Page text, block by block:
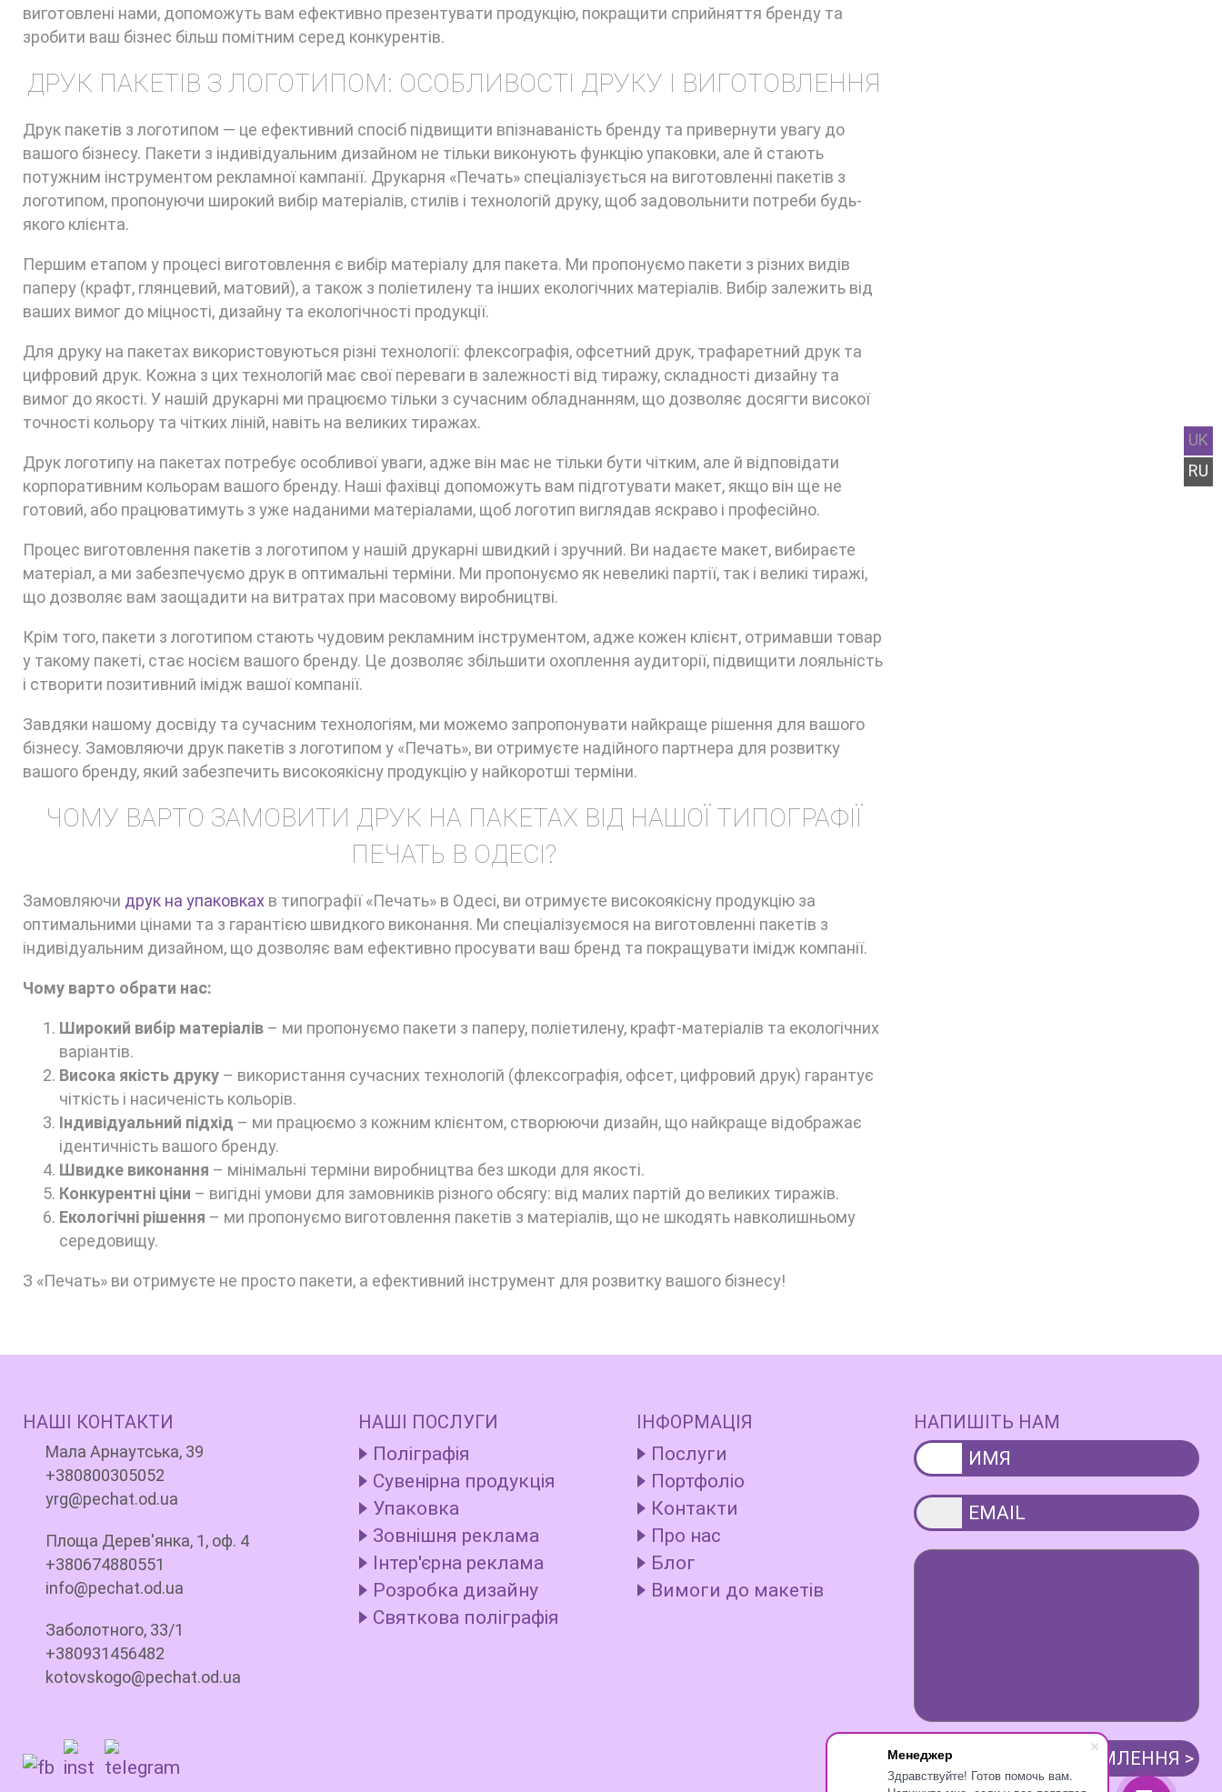
Менеджер
Здравствуйте! Готов помочь вам.
UK
RU
виготовлені нами, допоможуть вам ефективно презентувати продукцію, покращити сприйняття бренду та
зробити ваш бізнес більш помітним серед конкурентів.
ДРУК ПАКЕТІВ З ЛОГОТИПОМ: ОСОБЛИВОСТІ ДРУКУ І ВИГОТОВЛЕННЯ
Друк пакетів з логотипом — це ефективний спосіб підвищити впізнаваність бренду та привернути увагу до
вашого бізнесу. Пакети з індивідуальним дизайном не тільки виконують функцію упаковки, але й стають
потужним інструментом рекламної кампанії. Друкарня «Печать» спеціалізується на виготовленні пакетів з
логотипом, пропонуючи широкий вибір матеріалів, стилів і технологій друку, щоб задовольнити потреби будь-
якого клієнта.
Першим етапом у процесі виготовлення є вибір матеріалу для пакета. Ми пропонуємо пакети з різних видів
паперу (крафт, глянцевий, матовий), а також з поліетилену та інших екологічних матеріалів. Вибір залежить від
ваших вимог до міцності, дизайну та екологічності продукції.
Для друку на пакетах використовуються різні технології: флексографія, офсетний друк, трафаретний друк та
цифровий друк. Кожна з цих технологій має свої переваги в залежності від тиражу, складності дизайну та
вимог до якості. У нашій друкарні ми працюємо тільки з сучасним обладнанням, що дозволяє досягти високої
точності кольору та чітких ліній, навіть на великих тиражах.
Друк логотипу на пакетах потребує особливої уваги, адже він має не тільки бути чітким, але й відповідати
корпоративним кольорам вашого бренду. Наші фахівці допоможуть вам підготувати макет, якщо він ще не
готовий, або працюватимуть з уже наданими матеріалами, щоб логотип виглядав яскраво і професійно.
Процес виготовлення пакетів з логотипом у нашій друкарні швидкий і зручний. Ви надаєте макет, вибираєте
матеріал, а ми забезпечуємо друк в оптимальні терміни. Ми пропонуємо як невеликі партії, так і великі тиражі,
що дозволяє вам заощадити на витратах при масовому виробництві.
Крім того, пакети з логотипом стають чудовим рекламним інструментом, адже кожен клієнт, отримавши товар
у такому пакеті, стає носієм вашого бренду. Це дозволяє збільшити охоплення аудиторії, підвищити лояльність
і створити позитивний імідж вашої компанії.
Завдяки нашому досвіду та сучасним технологіям, ми можемо запропонувати найкраще рішення для вашого
бізнесу. Замовляючи друк пакетів з логотипом у «Печать», ви отримуєте надійного партнера для розвитку
вашого бренду, який забезпечить високоякісну продукцію у найкоротші терміни.
ЧОМУ ВАРТО ЗАМОВИТИ ДРУК НА ПАКЕТАХ ВІД НАШОЇ ТИПОГРАФІЇ
ПЕЧАТЬ В ОДЕСІ?
Замовляючи друк на упаковках в типографії «Печать» в Одесі, ви отримуєте високоякісну продукцію за
оптимальними цінами та з гарантією швидкого виконання. Ми спеціалізуємося на виготовленні пакетів з
індивідуальним дизайном, що дозволяє вам ефективно просувати ваш бренд та покращувати імідж компанії.
Чому варто обрати нас:
Широкий вибір матеріалів – ми пропонуємо пакети з паперу, поліетилену, крафт-матеріалів та екологічних
варіантів.
Висока якість друку – використання сучасних технологій (флексографія, офсет, цифровий друк) гарантує
чіткість і насиченість кольорів.
Індивідуальний підхід – ми працюємо з кожним клієнтом, створюючи дизайн, що найкраще відображає
ідентичність вашого бренду.
Швидке виконання – мінімальні терміни виробництва без шкоди для якості.
Конкурентні ціни – вигідні умови для замовників різного обсягу: від малих партій до великих тиражів.
Екологічні рішення – ми пропонуємо виготовлення пакетів з матеріалів, що не шкодять навколишньому
середовищу.
З «Печать» ви отримуєте не просто пакети, а ефективний інструмент для розвитку вашого бізнесу!
НАШІ КОНТАКТИ
Мала Арнаутська, 39
+380800305052
yrg@pechat.od.ua
Площа Дерев'янка, 1, оф. 4
+380674880551
info@pechat.od.ua
Заболотного, 33/1
+380931456482
kotovskogo@pechat.od.ua
НАШІ ПОСЛУГИ
Поліграфія
Сувенірна продукція
Упаковка
Зовнішня реклама
Інтер'єрна реклама
Розробка дизайну
Святкова поліграфія
ІНФОРМАЦІЯ
Послуги
Портфоліо
Контакти
Про нас
Блог
Вимоги до макетів
НАПИШІТЬ НАМ